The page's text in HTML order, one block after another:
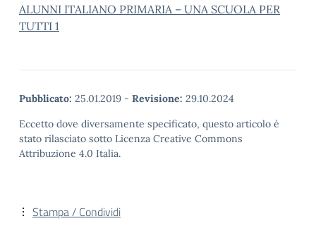
ALUNNI ITALIANO PRIMARIA – UNA SCUOLA PER
TUTTI 1
Pubblicato: 25.01.2019 - Revisione: 29.10.2024
Eccetto dove diversamente specificato, questo articolo è
stato rilasciato sotto Licenza Creative Commons
Attribuzione 4.0 Italia.
Stampa / Condividi